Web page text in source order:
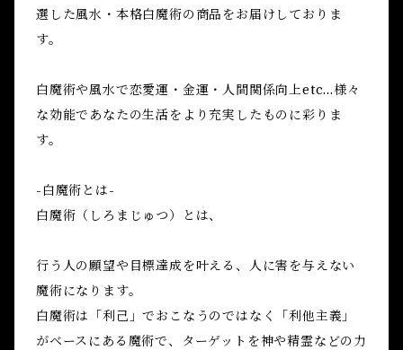
選した風水・本格白魔術の商品をお届けしておりま
す。
白魔術や風水で恋愛運・金運・人間関係向上etc...様々
な効能であなたの生活をより充実したものに彩りま
す。
-白魔術とは-
白魔術（しろまじゅつ）とは、
行う人の願望や目標達成を叶える、人に害を与えない
魔術になります。
白魔術は「利己」でおこなうのではなく「利他主義」
がベースにある魔術で、ターゲットを神や精霊などの力